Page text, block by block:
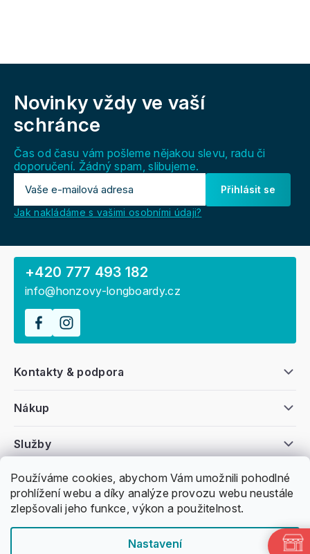
Používáme cookies, abychom Vám umožnili pohodlné
prohlížení webu a díky analýze provozu webu neustále
zlepšovali jeho funkce, výkon a použitelnost.
Nastavení
Novinky vždy ve vaší
schránce
Čas od času vám pošleme nějakou slevu, radu či
doporučení. Žádný spam, slibujeme.
Přihlásit se
Jak nakládáme s vašimi osobními údaji?
Všeobecné informace
Nákup
Kontakty & podpora
Služby
+420 777 493 182
info@honzovy-longboardy.cz